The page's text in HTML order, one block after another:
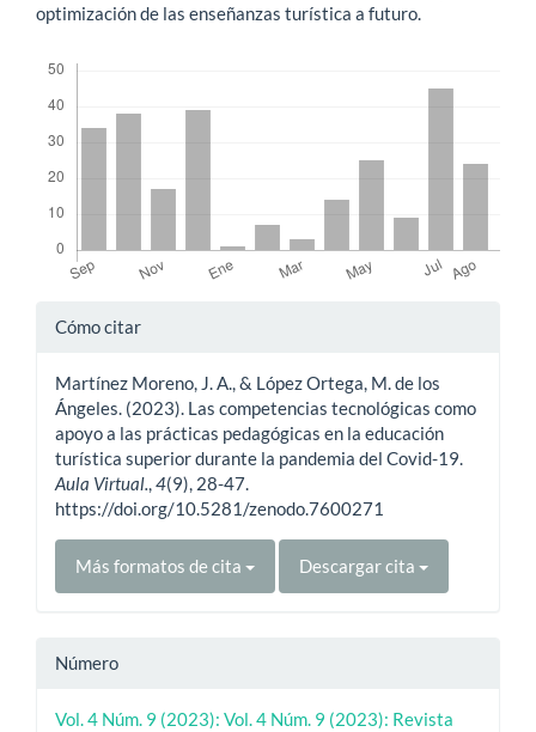
optimización de las enseñanzas turística a futuro.
Detalles
artículo
Cómo citar
Martínez Moreno, J. A., & López Ortega, M. de los
Ángeles. (2023). Las competencias tecnológicas como
apoyo a las prácticas pedagógicas en la educación
turística superior durante la pandemia del Covid-19.
Aula Virtual.,4(9), 28-47.
https://doi.org/10.5281/zenodo.7600271
Más formatos de cita Descargar cita
Número
Vol. 4 Núm. 9 (2023): Vol. 4 Núm. 9 (2023): Revista